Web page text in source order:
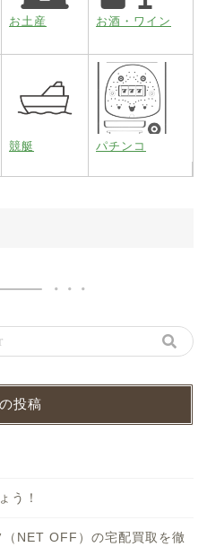
お土産 お酒・ワイン
競艇 パチンコ
投稿
う！
（NET OFF）の宅配買取を徹